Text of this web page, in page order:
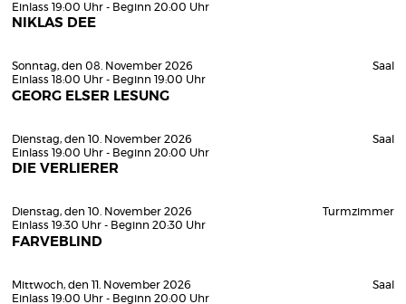
Einlass 19:00 Uhr - Beginn 20:00 Uhr
NIKLAS DEE
Sonntag, den 08. November 2026
Einlass 18:00 Uhr - Beginn 19:00 Uhr
GEORG ELSER LESUNG
Saal
Dienstag, den 10. November 2026
Einlass 19:00 Uhr - Beginn 20:00 Uhr
DIE VERLIERER
Saal
Dienstag, den 10. November 2026
Einlass 19:30 Uhr - Beginn 20:30 Uhr
FARVEBLIND
Turmzimmer
Mittwoch, den 11. November 2026
Einlass 19:00 Uhr - Beginn 20:00 Uhr
Saal